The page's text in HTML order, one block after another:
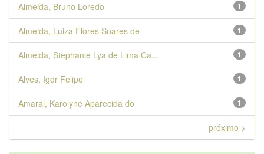
1
Almeida, Bruno Loredo
1
Almeida, Luiza Flores Soares de
1
Almeida, Stephanie Lya de Lima Ca...
1
Alves, Igor Felipe
1
Amaral, Karolyne Aparecida do
próximo >